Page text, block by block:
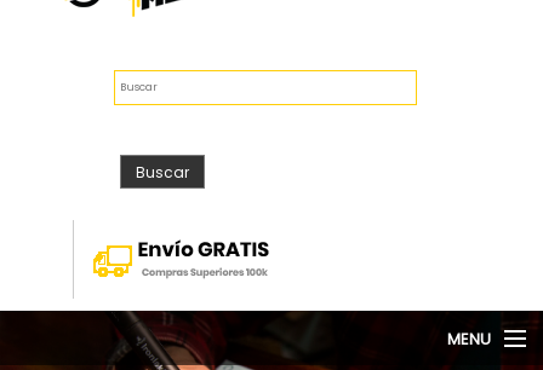
FORMULARIO DE
BÚSQUEDA
Buscar
Buscar
MENU